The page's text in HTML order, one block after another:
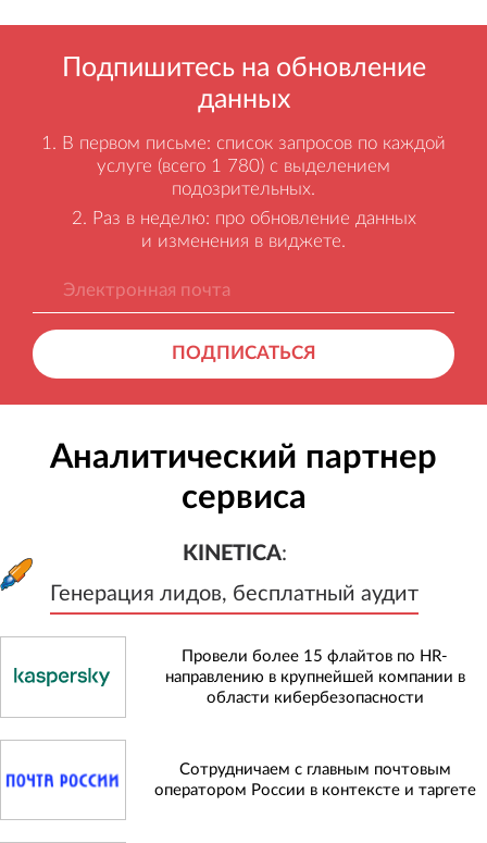
Подпишитесь на обновление
данных
В первом письме: список запросов по каждой
услуге (всего 1 780) с выделением
подозрительных.
Раз в неделю: про обновление данных
и изменения в виджете.
ПОДПИСАТЬСЯ
Аналитический партнер
сервиса
KINETICA:
Генерация лидов, бесплатный аудит
Генерация лидов, бесплатный
Провели более 15 флайтов по HR-
направлению в крупнейшей компании в
области кибербезопасности
Сотрудничаем с главным почтовым
оператором России в контексте и таргете